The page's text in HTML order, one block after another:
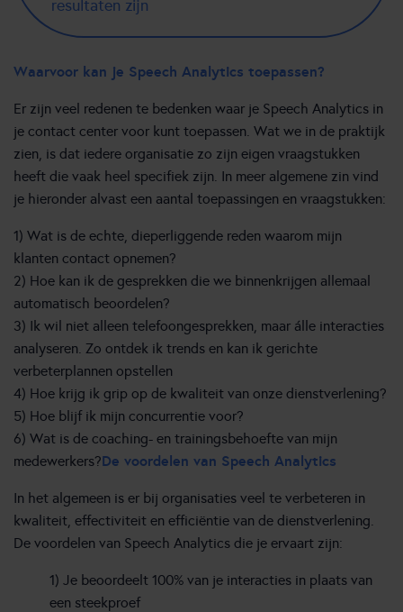
resultaten zijn
Waarvoor kan je Speech Analytics toepassen?
Er zijn veel redenen te bedenken waar je Speech Analytics in
je contact center voor kunt toepassen. Wat we in de praktijk
zien, is dat iedere organisatie zo zijn eigen vraagstukken
heeft die vaak heel specifiek zijn. In meer algemene zin vind
je hieronder alvast een aantal toepassingen en vraagstukken:
1) Wat is de echte, dieperliggende reden waarom mijn
klanten contact opnemen?
2) Hoe kan ik de gesprekken die we binnenkrijgen allemaal
automatisch beoordelen?
3) Ik wil niet alleen telefoongesprekken, maar álle interacties
analyseren. Zo ontdek ik trends en kan ik gerichte
verbeterplannen opstellen
4) Hoe krijg ik grip op de kwaliteit van onze dienstverlening?
5) Hoe blijf ik mijn concurrentie voor?
6) Wat is de coaching- en trainingsbehoefte van mijn
medewerkers?De voordelen van Speech Analytics
In het algemeen is er bij organisaties veel te verbeteren in
kwaliteit, effectiviteit en efficiëntie van de dienstverlening.
De voordelen van Speech Analytics die je ervaart zijn:
1) Je beoordeelt 100% van je interacties in plaats van
een steekproef